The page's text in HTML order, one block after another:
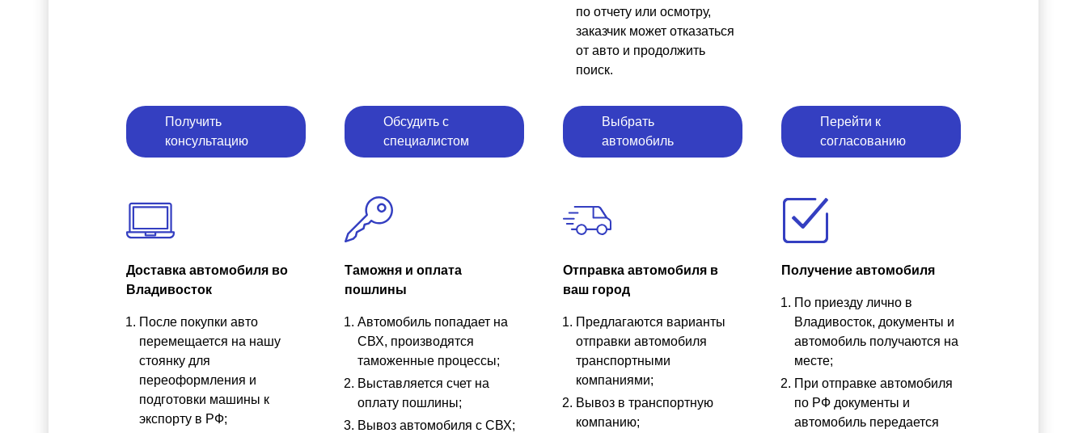
Получить
консультацию
Обсудить с
специалистом
по отчету или осмотру,
заказчик может отказаться
от авто и продолжить
поиск.
Выбрать
автомобиль
Перейти к
согласованию
Доставка автомобиля во
Владивосток
После покупки авто
перемещается на нашу
стоянку для
переоформления и
подготовки машины к
экспорту в РФ;
Таможня и оплата
пошлины
Автомобиль попадает на
СВХ, производятся
таможенные процессы;
Выставляется счет на
оплату пошлины;
Вывоз автомобиля с СВХ;
Отправка автомобиля в
ваш город
Предлагаются варианты
отправки автомобиля
транспортными
компаниями;
Вывоз в транспортную
компанию;
Получение автомобиля
По приезду лично в
Владивосток, документы и
автомобиль получаются на
месте;
При отправке автомобиля
по РФ документы и
автомобиль передается